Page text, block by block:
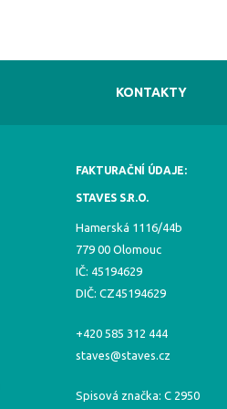
KONTAKTY
FAKTURAČNÍ ÚDAJE:
STAVES S.R.O.
Hamerská 1116/44b
779 00 Olomouc
IČ: 45194629
DIČ: CZ45194629
+420 585 312 444
staves@staves.cz
Spisová značka: C 2950